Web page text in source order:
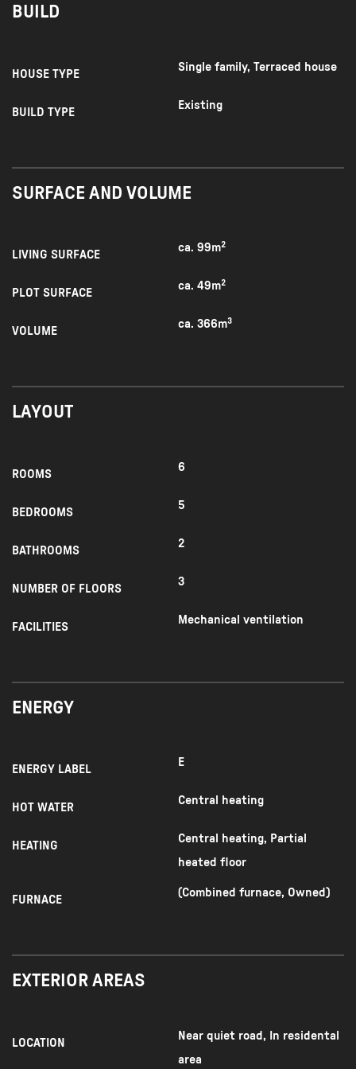
Omgevingsvergunning huisvesting maximaal vier
BUILD
HOUSE TYPE
Single family, Terraced house
BUILD TYPE
Existing
SURFACE AND VOLUME
LIVING SURFACE
ca. 99m²
PLOT SURFACE
ca. 49m²
VOLUME
ca. 366m³
LAYOUT
ROOMS
6
BEDROOMS
5
BATHROOMS
2
NUMBER OF FLOORS
3
FACILITIES
Mechanical ventilation
ENERGY
ENERGY LABEL
E
HOT WATER
Central heating
HEATING
Central heating, Partial
heated floor
FURNACE
(Combined furnace, Owned)
EXTERIOR AREAS
LOCATION
Near quiet road, In residental
area